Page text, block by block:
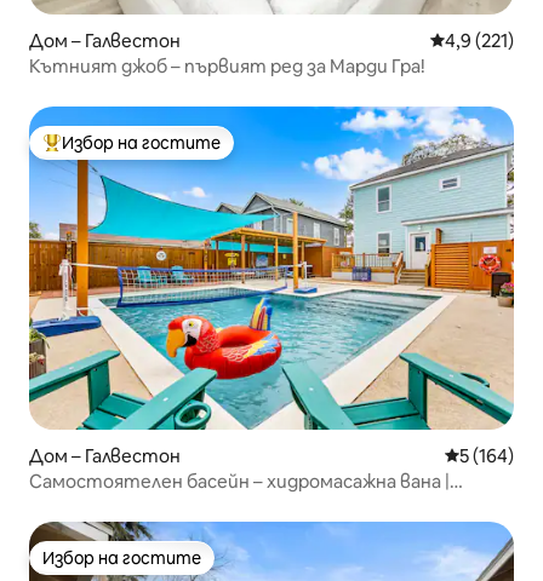
Дом – Галвестон Средна
4,9 (221)
Кътният джоб – първият ред за Марди Гра!
Най-популярен избор на гостите
Избор на гостите
Дом – Галвестон Средна
5 (164)
Самостоятелен басейн – хидромасажна вана |
Подходящо за домашни любимци
Избор на гостите
Избор на гостите